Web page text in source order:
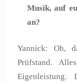
Musik, auf
an?
Yannick: Oh,
Prüfstand.
Eigenleistung.